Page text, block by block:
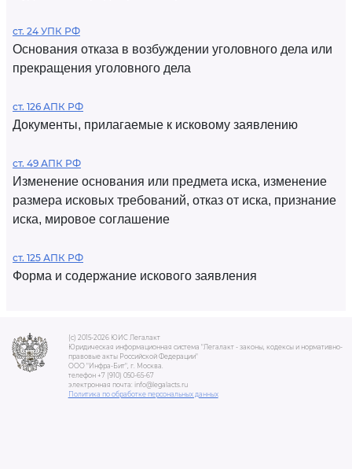
ст. 24 УПК РФ
Основания отказа в возбуждении уголовного дела или
прекращения уголовного дела
ст. 126 АПК РФ
Документы, прилагаемые к исковому заявлению
ст. 49 АПК РФ
Изменение основания или предмета иска, изменение
размера исковых требований, отказ от иска, признание
иска, мировое соглашение
ст. 125 АПК РФ
Форма и содержание искового заявления
(c) 2015-2026 ЮИС Легалакт
Юридическая информационная система "Легалакт - законы, кодексы и нормативно-
правовые акты Российской Федерации"
ООО "Инфра-Бит", г. Москва.
телефон +7 (910) 050-65-67
электронная почта: info@legalacts.ru
Политика по обработке персональных данных